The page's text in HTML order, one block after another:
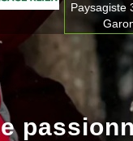
Paysagiste